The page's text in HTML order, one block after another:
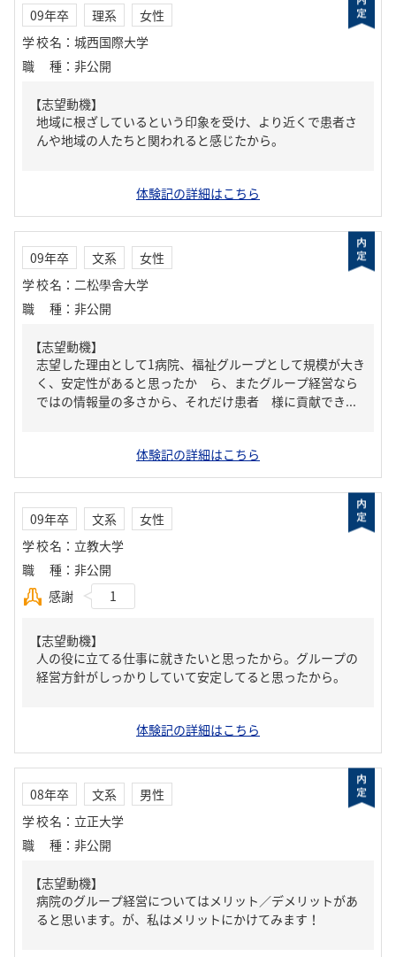
09年卒 理系
女性
学校名 ： 城西国際大学
職種 ： 非公開
【志望動機】
地域に根ざしているという印象を受け、より近くで患者さ
んや地域の人たちと関われると感じたから。
体験記の詳細はこちら
09年卒 文系
女性
学校名 ： 二松學舎大学
職種 ： 非公開
【志望動機】
志望した理由として1病院、福祉グループとして規模が大き
く、安定性があると思ったか ら、またグループ経営なら
ではの情報量の多さから、それだけ患者 様に貢献でき...
体験記の詳細はこちら
09年卒 文系
女性
学校名 ： 立教大学
職種 ： 非公開
感謝
1
【志望動機】
人の役に立てる仕事に就きたいと思ったから。グループの
経営方針がしっかりしていて安定してると思ったから。
体験記の詳細はこちら
08年卒 文系
男性
学校名 ： 立正大学
職種 ： 非公開
【志望動機】
病院のグループ経営についてはメリット／デメリットがあ
ると思います。が、私はメリットにかけてみます！